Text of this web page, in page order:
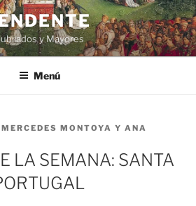
y Mayores
Menú
MERCEDES MONTOYA Y ANA
LA SEMANA: SANTA